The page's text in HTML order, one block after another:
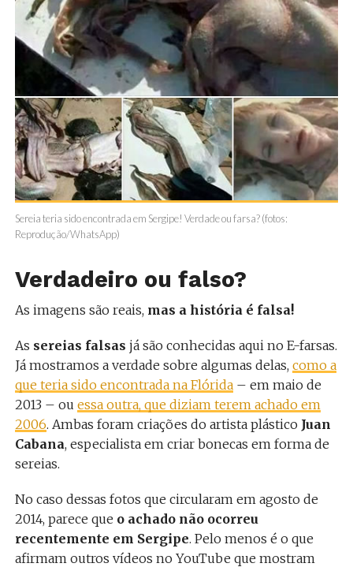
Sereia teria sido encontrada em Sergipe! Verdade ou farsa? (fotos:
Reprodução/WhatsApp)
Verdadeiro ou falso?
As imagens são reais, mas a história é falsa!
As sereias falsas já são conhecidas aqui no E-farsas.
Já mostramos a verdade sobre algumas delas, como a
que teria sido encontrada na Flórida– em maio de
2013 – ou essa outra, que diziam terem achado em
2006. Ambas foram criações do artista plástico Juan
Cabana, especialista em criar bonecas em forma de
sereias.
No caso dessas fotos que circularam em agosto de
2014, parece que o achado não ocorreu
recentemente em Sergipe. Pelo menos é o que
afirmam outros vídeos no YouTube que mostram